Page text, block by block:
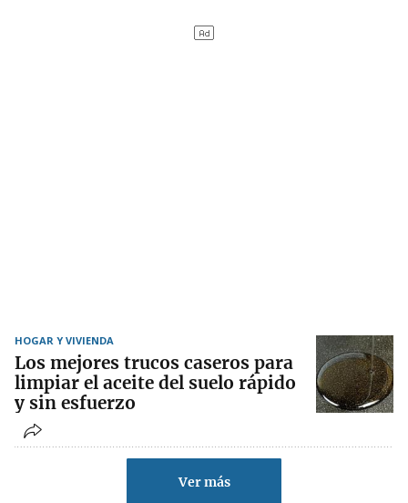
HOGAR Y VIVIENDA
Los mejores trucos caseros para
limpiar el aceite del suelo rápido
y sin esfuerzo
Ver más